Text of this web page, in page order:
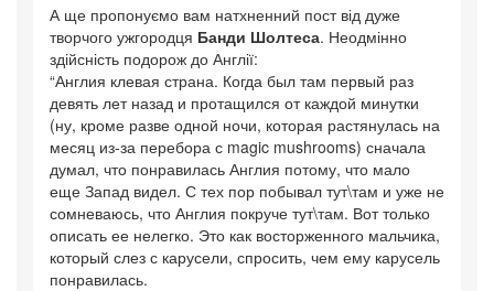
А ще пропонуємо вам натхненний пост від дуже
творчого ужгородця Банди Шолтеса. Неодмінно
здійсність подорож до Англії:
“Англия клевая страна. Когда был там первый раз
девять лет назад и протащился от каждой минутки
(ну, кроме разве одной ночи, которая растянулась на
месяц из-за перебора с magic mushrooms) сначала
думал, что понравилась Англия потому, что мало
еще Запад видел. С тех пор побывал тут\там и уже не
сомневаюсь, что Англия покруче тут\там. Вот только
описать ее нелегко. Это как восторженного мальчика,
который слез с карусели, спросить, чем ему карусель
понравилась.